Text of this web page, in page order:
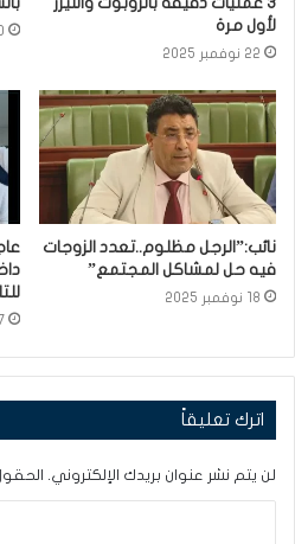
لأول مرة
22 نوفمبر 2025
20
نائب:”الرجل مظلوم..تعدد الزوجات
فيه حل لمشاكل المجتمع”
18 نوفمبر 2025
17
اترك تعليقاً
لن يتم نشر عنوان بريدك الإلكتروني. الحقول